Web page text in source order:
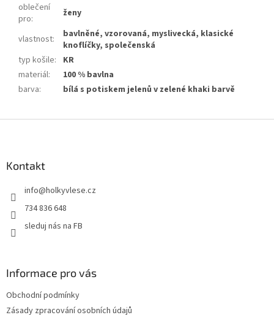
oblečení
pro: ženy
vlastnost:
bavlněné, vzorovaná, myslivecká, klasické
knoflíčky, společenská
typ košile:
KR
materiál:
100 % bavlna
barva: bílá s potiskem jelenů v zelené khaki barvě
Kontakt
info@holkyvlese.cz
734 836 648
sleduj nás na FB
Informace pro vás
Obchodní podmínky
Zásady zpracování osobních údajů